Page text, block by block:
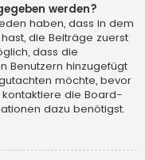
werden?
haben, dass in dem
die Beiträge zuerst
dass die
Benutzern hinzugefügt
möchte, bevor
die Board-
dazu benötigst.